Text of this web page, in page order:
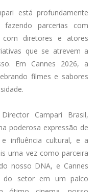
está profundamente
parcerias com
com diretores e atores
que se atrevem a
Em Cannes 2026, a
filmes e sabores
Campari Brasil,
poderosa expressão de
e influência cultural, e a
uma vez como parceira
nosso DNA, e Cannes
do setor em um palco